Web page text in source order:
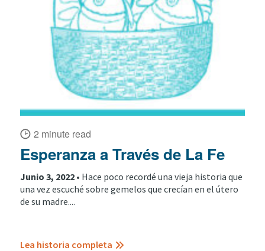
2 minute read
Esperanza a Través de La Fe
Junio 3, 2022 • Hace poco recordé una vieja historia que
una vez escuché sobre gemelos que crecían en el útero
de su madre....
Lea historia completa